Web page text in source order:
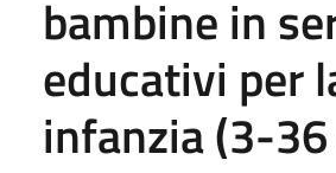
bambine in
educativi per
infanzia (3-